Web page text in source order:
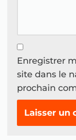
Enregistrer
site dans le
prochain